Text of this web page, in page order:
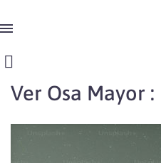
Ver Osa Mayor